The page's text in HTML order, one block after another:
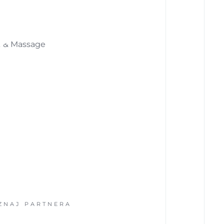
PARTNERA